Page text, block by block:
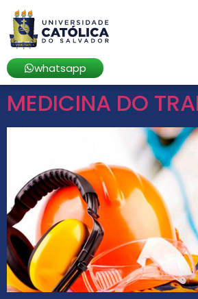
whatsapp
MEDICINA DO